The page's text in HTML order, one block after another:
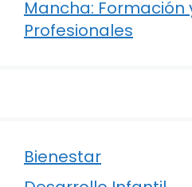
Mancha:
Profesionales
Bienestar